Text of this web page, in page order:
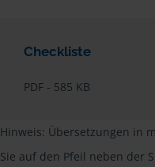
Checkliste
PDF - 585 KB
Hinweis: Übersetzungen in
Sie auf den Pfeil neben der